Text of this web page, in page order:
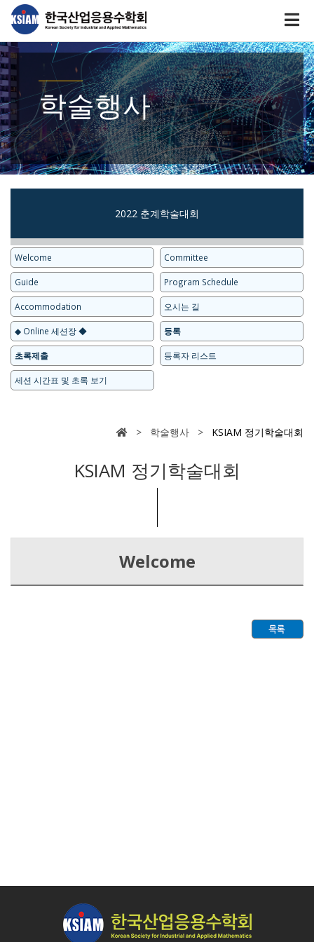
학술행사
2022 춘계학술대회
Welcome Committee
Guide Program Schedule
Accommodation 오시는 길
◆ Online 세션장 ◆ 등록
초록제출 등록자 리스트
세션 시간표 및 초록 보기
> 학술행사 > KSIAM 정기학술대회
KSIAM 정기학술대회
Welcome